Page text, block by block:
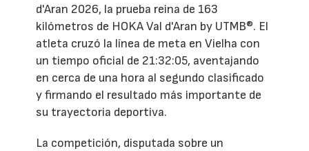
d'Aran 2026, la prueba reina de 163
kilómetros de HOKA Val d'Aran by UTMB®. El
atleta cruzó la línea de meta en Vielha con
un tiempo oficial de 21:32:05, aventajando
en cerca de una hora al segundo clasificado
y firmando el resultado más importante de
su trayectoria deportiva.
La competición, disputada sobre un